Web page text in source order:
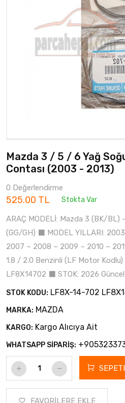
Mazda 3 / 5 / 6 Yağ
Contası (2003 - 2013)
0 Değerlendirme
525.00 TL Stokta Var
ARAÇ MODELİ: Mazda 3 (BK/BL)
(GG/GH) ⬛ MODEL YILLARI:
2007 – 2008 – 2009 – 2010 –
1.8 / 2.0 Benzinli (LF Motor
LF8X14702 ⬛ STOK: 2026
STOK KODU: LF8X-14-702
MARKA: MAZDA
KARGO: Kargo Alıcıya Ait
WHATSAPP SİPARİŞ:
FAVORİLERE EKLE